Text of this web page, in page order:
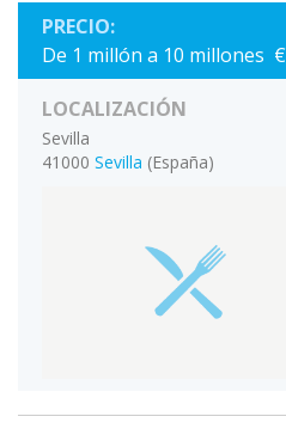
PRECIO:
De 1 millón a 10 millones €
LOCALIZACIÓN
Sevilla
41000 Sevilla (España)